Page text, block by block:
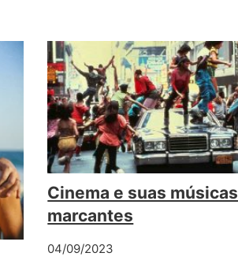
Cinema e suas músicas
marcantes
04/09/2023